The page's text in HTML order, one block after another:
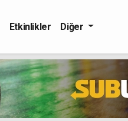
Etkinlikler Diğer